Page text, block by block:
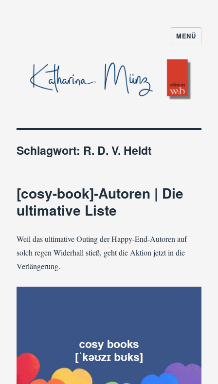
MENÜ
Schlagwort: R. D. V. Heldt
[cosy-book]-Autoren | Die
ultimative Liste
Weil das ultimative Outing der Happy-End-Autoren auf
solch regen Widerhall stieß, geht die Aktion jetzt in die
Verlängerung.